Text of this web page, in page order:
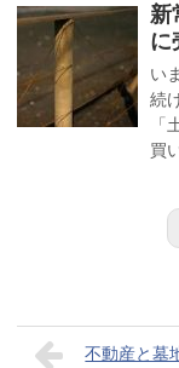
新
に
い
続
買
不動産と墓